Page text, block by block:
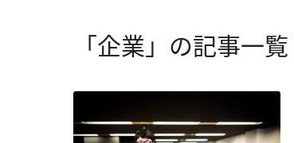
「企業」の記事一覧